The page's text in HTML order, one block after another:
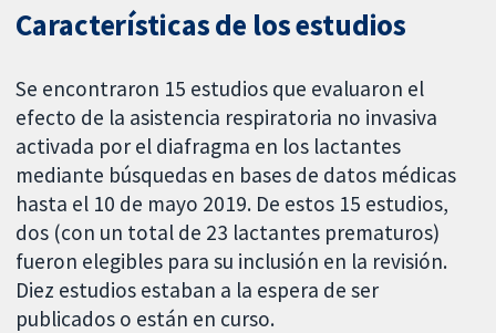
Características de los estudios
Se encontraron 15 estudios que evaluaron el
efecto de la asistencia respiratoria no invasiva
activada por el diafragma en los lactantes
mediante búsquedas en bases de datos médicas
hasta el 10 de mayo 2019. De estos 15 estudios,
dos (con un total de 23 lactantes prematuros)
fueron elegibles para su inclusión en la revisión.
Diez estudios estaban a la espera de ser
publicados o están en curso.